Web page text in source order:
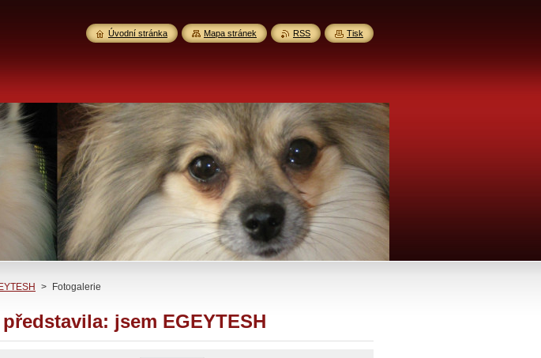
> Fotogalerie
jsem EGEYTESH
Úvodní stránka Mapa stránek RSS Tisk